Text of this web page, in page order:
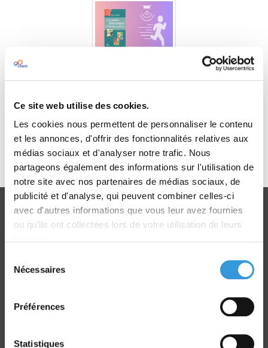
Ce site web utilise des cookies.
Les cookies nous permettent de personnaliser le contenu
et les annonces, d'offrir des fonctionnalités relatives aux
médias sociaux et d'analyser notre trafic. Nous
partageons également des informations sur l'utilisation de
notre site avec nos partenaires de médias sociaux, de
publicité et d'analyse, qui peuvent combiner celles-ci
avec d'autres informations que vous leur avez fournies
ou qu'ils ont collectées lors de votre utilisation de leurs
Nécessaires
Préférences
Statistiques
À partir de 64,00 €
Découvrir